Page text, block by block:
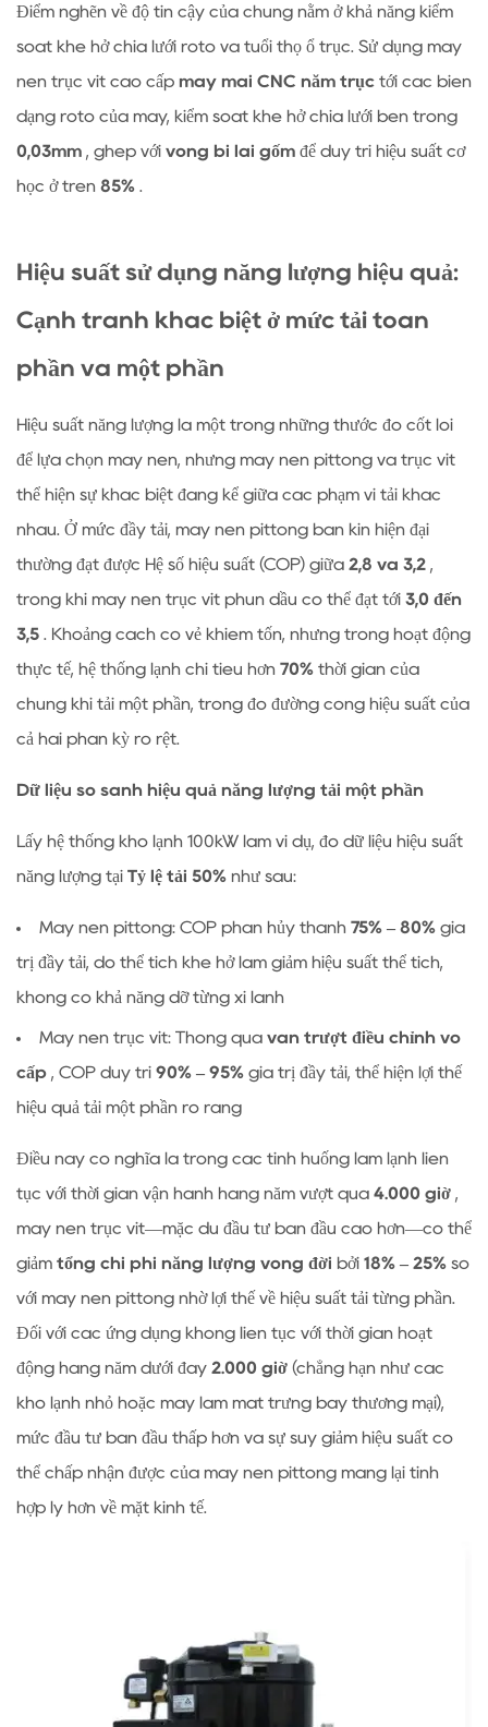
chi
phí
bảo
mười
năm
4
bản
áp
dụng
và
trận
quyết
định
4.1
Kịch
bản
ứng
ưu
cho
nén
pittông
Kịch
bản
tối
ưu
cho
nén
trục
sao
khả
năng
tương
thích
lạnh
Điểm nghẽn về độ tin cậy của chúng nằm ở khả năng kiểm
soát khe hở chia lưới rôto và tuổi thọ ổ trục. Sử dụng máy
nén trục vít cao cấp máy mài CNC năm trục tới các biên
dạng rôto của máy, kiểm soát khe hở chia lưới bên trong
0,03mm , ghép với vòng bi lai gốm để duy trì hiệu suất cơ
học ở trên 85% .
Hiệu suất sử dụng năng lượng hiệu quả:
Cạnh tranh khác biệt ở mức tải toàn
phần và một phần
Hiệu suất năng lượng là một trong những thước đo cốt lõi
để lựa chọn máy nén, nhưng máy nén pittông và trục vít
thể hiện sự khác biệt đáng kể giữa các phạm vi tải khác
nhau. Ở mức đầy tải, máy nén pittông bán kín hiện đại
thường đạt được Hệ số hiệu suất (COP) giữa 2,8 và 3,2 ,
trong khi máy nén trục vít phun dầu có thể đạt tới 3,0 đến
3,5 . Khoảng cách có vẻ khiêm tốn, nhưng trong hoạt động
thực tế, hệ thống lạnh chi tiêu hơn 70% thời gian của
chúng khi tải một phần, trong đó đường cong hiệu suất của
cả hai phân kỳ rõ rệt.
Dữ liệu so sánh hiệu quả năng lượng tải một phần
Lấy hệ thống kho lạnh 100kW làm ví dụ, đo dữ liệu hiệu suất
năng lượng tại Tỷ lệ tải 50% như sau:
Máy nén pittông: COP phân hủy thành 75% – 80% giá
trị đầy tải, do thể tích khe hở làm giảm hiệu suất thể tích,
không có khả năng dỡ từng xi lanh
Máy nén trục vít: Thông qua van trượt điều chỉnh vô
cấp , COP duy trì 90% – 95% giá trị đầy tải, thể hiện lợi thế
hiệu quả tải một phần rõ ràng
Điều này có nghĩa là trong các tình huống làm lạnh liên
tục với thời gian vận hành hàng năm vượt quá 4.000 giờ ,
máy nén trục vít—mặc dù đầu tư ban đầu cao hơn—có thể
giảm tổng chi phí năng lượng vòng đời bởi 18% – 25% so
với máy nén pittông nhờ lợi thế về hiệu suất tải từng phần.
Đối với các ứng dụng không liên tục với thời gian hoạt
động hàng năm dưới đây 2.000 giờ (chẳng hạn như các
kho lạnh nhỏ hoặc máy làm mát trưng bày thương mại),
mức đầu tư ban đầu thấp hơn và sự suy giảm hiệu suất có
thể chấp nhận được của máy nén pittông mang lại tính
hợp lý hơn về mặt kinh tế.